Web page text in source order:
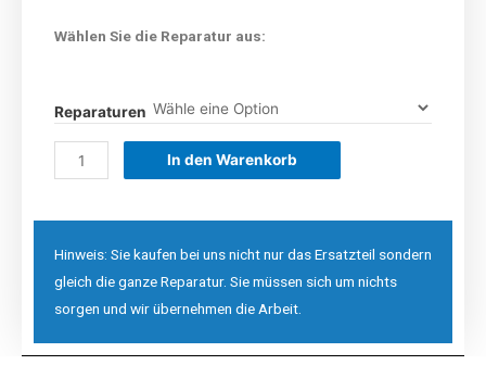
Wählen Sie die Reparatur aus:
Reparaturen
In den Warenkorb
Hinweis: Sie kaufen bei uns nicht nur das Ersatzteil sondern
gleich die ganze Reparatur. Sie müssen sich um nichts
sorgen und wir übernehmen die Arbeit.